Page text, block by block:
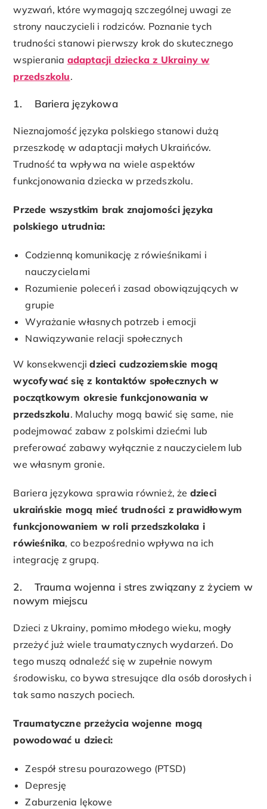
wyzwań, które wymagają szczególnej uwagi ze
strony nauczycieli i rodziców. Poznanie tych
trudności stanowi pierwszy krok do skutecznego
wspierania adaptacji dziecka z Ukrainy w
przedszkolu.
1. Bariera językowa
Nieznajomość języka polskiego stanowi dużą
przeszkodę w adaptacji małych Ukraińców.
Trudność ta wpływa na wiele aspektów
funkcjonowania dziecka w przedszkolu.
Przede wszystkim brak znajomości języka
polskiego utrudnia:
Codzienną komunikację z rówieśnikami i
nauczycielami
Rozumienie poleceń i zasad obowiązujących w
grupie
Wyrażanie własnych potrzeb i emocji
Nawiązywanie relacji społecznych
W konsekwencjidzieci cudzoziemskie mogą
wycofywać się z kontaktów społecznych w
początkowym okresie funkcjonowania w
przedszkolu. Maluchy mogą bawić się same, nie
podejmować zabaw z polskimi dziećmi lub
preferować zabawy wyłącznie z nauczycielem lub
we własnym gronie.
Bariera językowa sprawia również, że dzieci
ukraińskie mogą mieć trudności z prawidłowym
funkcjonowaniem w roli przedszkolaka i
rówieśnika, co bezpośrednio wpływa na ich
integrację z grupą.
2. Trauma wojenna i stres związany z życiem w
nowym miejscu
Dzieci z Ukrainy, pomimo młodego wieku, mogły
przeżyć już wiele traumatycznych wydarzeń. Do
tego muszą odnaleźć się w zupełnie nowym
środowisku, co bywa stresujące dla osób dorosłych i
tak samo naszych pociech.
Traumatyczne przeżycia wojenne mogą
powodować u dzieci:
Zespół stresu pourazowego (PTSD)
Depresję
Zaburzenia lękowe